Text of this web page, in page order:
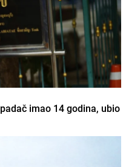
imao 14 godina, ubio